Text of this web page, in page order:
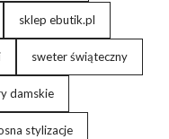
sklep ebutik.pl
sweter świąteczny
damskie
stylizacje